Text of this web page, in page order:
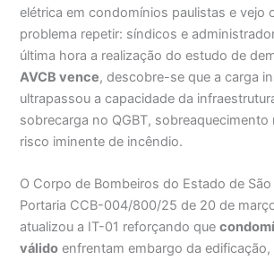
elétrica em condomínios paulistas e vejo
problema repetir: síndicos e
última hora a realização do estudo de
AVCB vence, descobre-se que a carga
ultrapassou a capacidade da
sobrecarga no QGBT,
risco iminente de incêndio.
O Corpo de Bombeiros do Estado de
Portaria CCB-004/800/25 de 20 de
atualizou a IT-01 reforçando que
válido enfrentam embargo da